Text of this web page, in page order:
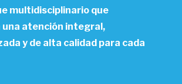
multidisciplinario que
atención integral,
y de alta calidad para cada